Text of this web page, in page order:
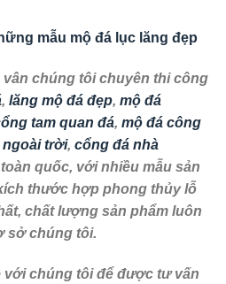
mẫu mộ đá lục lăng đẹp
chúng tôi chuyên thi công
, lăng mộ đá đẹp, mộ đá
tam quan đá, mộ đá công
trời, cổng đá nhà
quốc, với nhiều mẫu sản
thước hợp phong thủy lỗ
chất lượng sản phẩm luôn
sở chúng tôi.
với chúng tôi để được tư vấn